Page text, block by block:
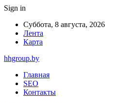
Sign in
Суббота, 8 августа, 2026
Лента
Карта
hhgroup.by
Главная
SEO
Контакты